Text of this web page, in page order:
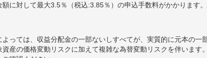
額に対して最大3.5％（税込:3.85％）の申込手数料がかかります
っては、収益分配金の一部ないしすべてが、実質的に元本の
資産の価格変動リスクに加えて複雑な為替変動リスクを伴いま